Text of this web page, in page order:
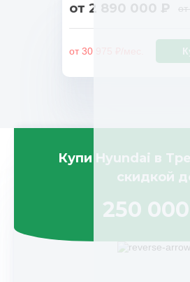
от 2 890 000 ₽
от 30 975 ₽/мес.
Купи Hyundai в
скидкой
250